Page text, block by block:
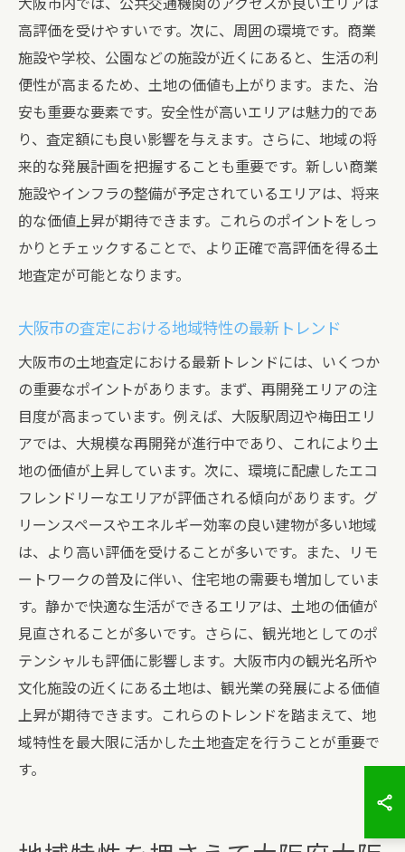
大阪市内では、公共交通機関のアクセスが良いエリアは
高評価を受けやすいです。次に、周囲の環境です。商業
施設や学校、公園などの施設が近くにあると、生活の利
便性が高まるため、土地の価値も上がります。また、治
安も重要な要素です。安全性が高いエリアは魅力的であ
り、査定額にも良い影響を与えます。さらに、地域の将
来的な発展計画を把握することも重要です。新しい商業
施設やインフラの整備が予定されているエリアは、将来
的な価値上昇が期待できます。これらのポイントをしっ
かりとチェックすることで、より正確で高評価を得る土
地査定が可能となります。
大阪市の査定における地域特性の最新トレンド
大阪市の土地査定における最新トレンドには、いくつか
の重要なポイントがあります。まず、再開発エリアの注
目度が高まっています。例えば、大阪駅周辺や梅田エリ
アでは、大規模な再開発が進行中であり、これにより土
地の価値が上昇しています。次に、環境に配慮したエコ
フレンドリーなエリアが評価される傾向があります。グ
リーンスペースやエネルギー効率の良い建物が多い地域
は、より高い評価を受けることが多いです。また、リモ
ートワークの普及に伴い、住宅地の需要も増加していま
す。静かで快適な生活ができるエリアは、土地の価値が
見直されることが多いです。さらに、観光地としてのポ
テンシャルも評価に影響します。大阪市内の観光名所や
文化施設の近くにある土地は、観光業の発展による価値
上昇が期待できます。これらのトレンドを踏まえて、地
域特性を最大限に活かした土地査定を行うことが重要で
す。